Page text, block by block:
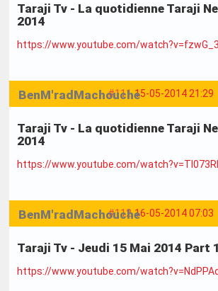
Taraji Tv - La quotidienne Taraji
2014
https://www.youtube.com/
#111 15-05-2014 21:29
BenM'radMachouche
Taraji Tv - La quotidienne Taraji
2014
https://www.youtube.com/
#112 16-05-2014 07:03
BenM'radMachouche
Taraji Tv - Jeudi 15 Mai 2014 Part 1
https://www.youtube.com/